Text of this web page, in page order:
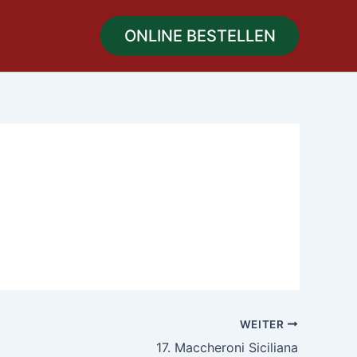
ONLINE BESTELLEN
WEITER
17. Maccheroni Siciliana